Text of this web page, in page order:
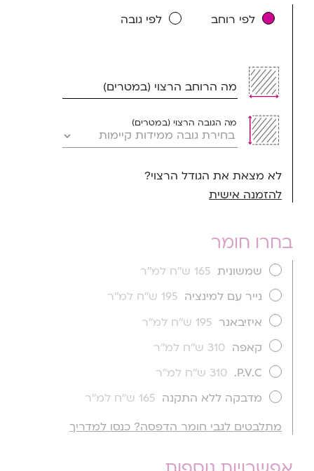
לפי רוחב לפי גובה
מה הרוחב הרצוי (במטרים)
מה הגובה הרצוי (במטרים)
לא מצאת את הגודל הרצוי?
להזמנה אישית
בחרו חומר
שמשונית 165 ש''ח למ''ר
נייר עם למינציה 195 ש''ח למ''ר
איזיבאנר 195 ש''ח למ''ר
קאפה 310 ש''ח למ''ר
P.V.C.
310 ש''ח למ''ר
מדבקה ללא התקנה 165 ש''ח למ''ר
מתלבטים לגבי חומר הדפסה? כנסו למדריך